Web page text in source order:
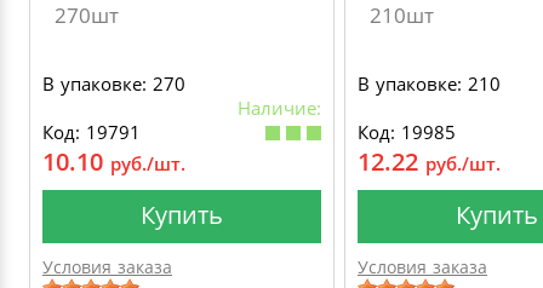
270шт
В упаковке: 270
Наличие:
Код: 19791
10.10 руб./шт.
Купить
Условия заказа
210шт
В упаковке: 210
Код: 19985
12.22 руб./шт.
Купить
Условия заказа